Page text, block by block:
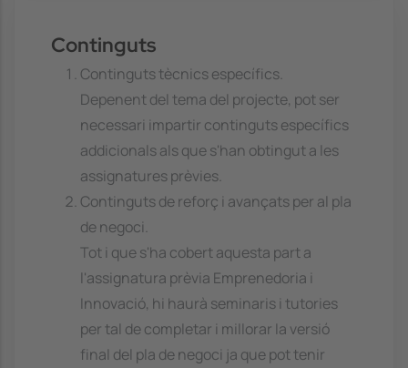
Continguts
Continguts tècnics específics.
Depenent del tema del projecte, pot ser
necessari impartir continguts específics
addicionals als que s'han obtingut a les
assignatures prèvies.
Continguts de reforç i avançats per al pla
de negoci.
Tot i que s'ha cobert aquesta part a
l'assignatura prèvia Emprenedoria i
Innovació, hi haurà seminaris i tutories
per tal de completar i millorar la versió
final del pla de negoci ja que pot tenir